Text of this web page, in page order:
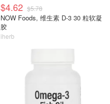
$4.62 $5.78
NOW Foods, 维生素 D-3 30 粒软凝
胶
iherb